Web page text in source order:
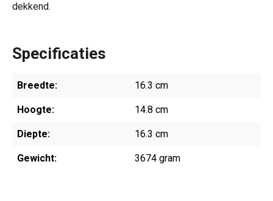
dekkend.
Specificaties
Breedte: 16.3 cm
Hoogte: 14.8 cm
Diepte: 16.3 cm
Gewicht: 3674 gram